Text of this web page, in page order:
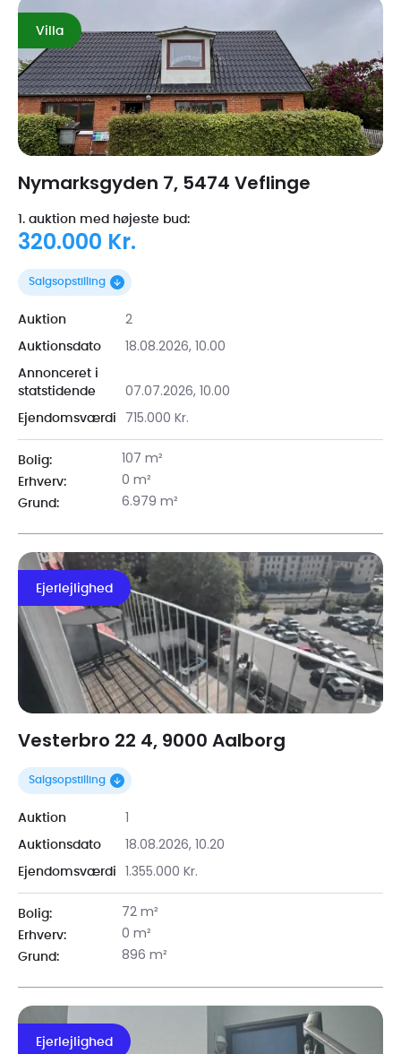
Villa
Nymarksgyden 7, 5474 Veflinge
1. auktion med højeste bud:
320.000 Kr.
Salgsopstilling
Auktion 2
Auktionsdato 18.08.2026, 10.00
Annonceret i
statstidende
07.07.2026, 10.00
Ejendomsværdi 715.000 Kr.
Bolig: 107 m²
Erhverv: 0 m²
Grund: 6.979 m²
Ejerlejlighed
Vesterbro 22 4, 9000 Aalborg
Salgsopstilling
Auktion 1
Auktionsdato 18.08.2026, 10.20
Ejendomsværdi 1.355.000 Kr.
Bolig: 72 m²
Erhverv: 0 m²
Grund: 896 m²
Ejerlejlighed